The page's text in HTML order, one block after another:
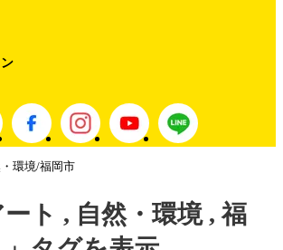
環境/福岡市
ート , 自然・環境 , 福